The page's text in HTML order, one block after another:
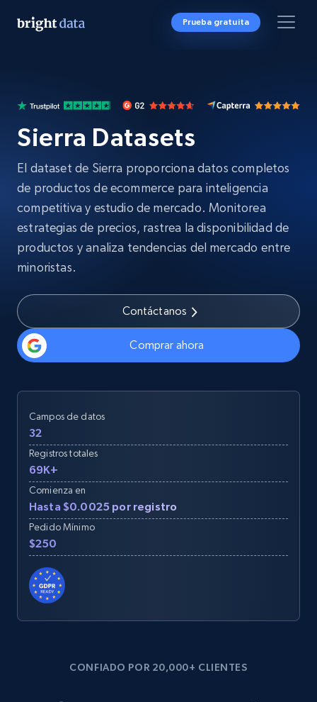
Prueba gratuita
Sierra Datasets
El dataset de Sierra proporciona datos completos
de productos de ecommerce para inteligencia
competitiva y estudio de mercado. Monitorea
estrategias de precios, rastrea la disponibilidad de
productos y analiza tendencias del mercado entre
minoristas.
Contáctanos
Comprar ahora
Campos de datos
32
Registros totales
69K+
Comienza en
Hasta $0.0025 por registro
Pedido Mínimo
$250
CONFIADO POR 20,000+ CLIENTES